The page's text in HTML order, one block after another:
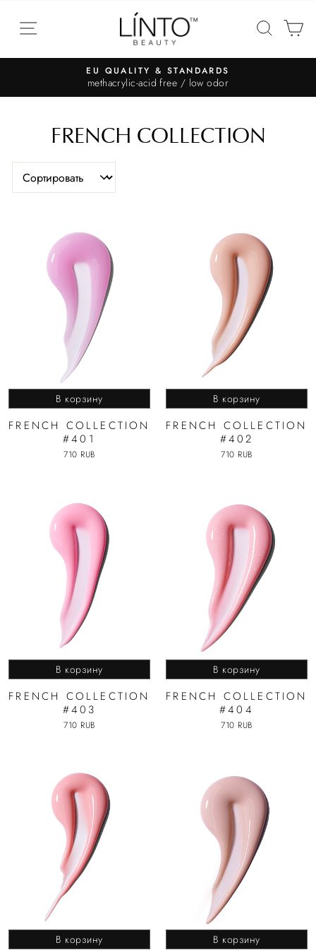
EU QUALITY & STANDARDS
methacrylic-acid free / low odor
FRENCH COLLECTION
В корзину
FRENCH COLLECTION
#401
710 RUB
В корзину
FRENCH COLLECTION
#402
710 RUB
В корзину
FRENCH COLLECTION
#403
710 RUB
В корзину
FRENCH COLLECTION
#404
710 RUB
В корзину В корзину